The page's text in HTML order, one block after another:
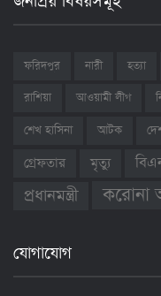
ফরিদপুর নারী হত্যা
রাশিয়া
আওয়ামী লীগ
শেখ হাসিনা আটক
গ্রেফতার
মৃত্যু
প্রধানমন্ত্রী করোনা
যোগাযোগ